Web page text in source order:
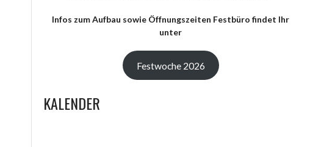
Infos zum Aufbau sowie Öffnungszeiten Festbüro findet Ihr
unter
Festwoche 2026
KALENDER